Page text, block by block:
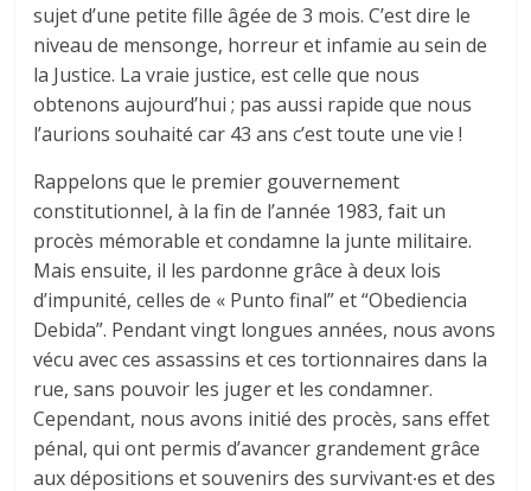
sujet d’une petite fille âgée de 3 mois. C’est dire le
niveau de mensonge, horreur et infamie au sein de
la Justice. La vraie justice, est celle que nous
obtenons aujourd’hui ; pas aussi rapide que nous
l’aurions souhaité car 43 ans c’est toute une vie !
Rappelons que le premier gouvernement
constitutionnel, à la fin de l’année 1983, fait un
procès mémorable et condamne la junte militaire.
Mais ensuite, il les pardonne grâce à deux lois
d’impunité, celles de « Punto final” et “Obediencia
Debida”. Pendant vingt longues années, nous avons
vécu avec ces assassins et ces tortionnaires dans la
rue, sans pouvoir les juger et les condamner.
Cependant, nous avons initié des procès, sans effet
pénal, qui ont permis d’avancer grandement grâce
aux dépositions et souvenirs des survivant∙es et des